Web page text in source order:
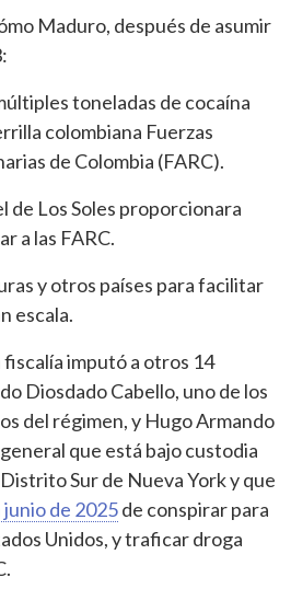
Maduro, después de asumir
toneladas de cocaína
colombiana Fuerzas
de Colombia (FARC).
de Los Soles proporcionara
a las FARC.
y otros países para facilitar
escala.
imputó a otros 14
Diosdado Cabello, uno de los
del régimen, y Hugo Armando
que está bajo custodia
Sur de Nueva York y que
de 2025de conspirar para
Unidos, y traficar droga